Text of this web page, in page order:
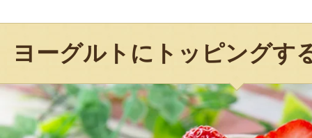
ヨーグルトにトッピングす